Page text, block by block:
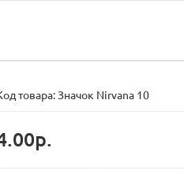
товара:Значок Nirvana 10